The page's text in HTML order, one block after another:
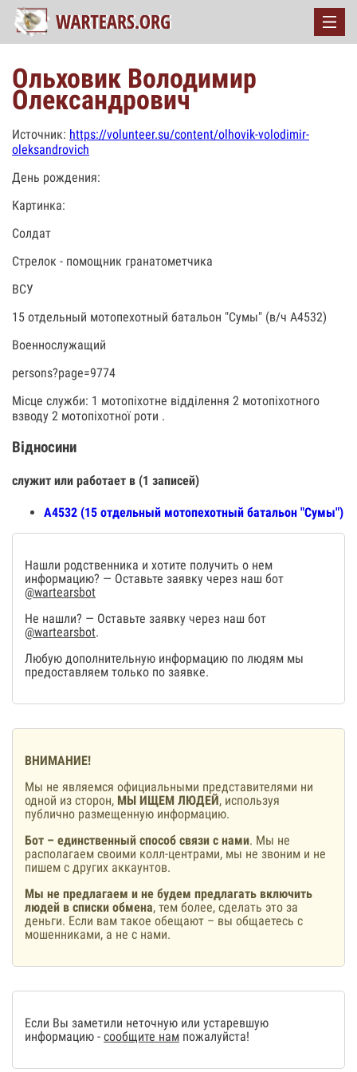
Ольховик Володимир
Олександрович
Источник: https://volunteer.su/content/olhovik-volodimir-
oleksandrovich
День рождения:
Картинка:
Солдат
Стрелок - помощник гранатометчика
ВСУ
15 отдельный мотопехотный батальон "Сумы" (в/ч А4532)
Военнослужащий
persons?page=9774
Місце служби: 1 мотопіхотне відділення 2 мотопіхотного
взводу 2 мотопіхотної роти .
Відносини
служит или работает в (1 записей)
А4532 (15 отдельный мотопехотный батальон "Сумы")
Нашли родственника и хотите получить о нем
информацию? — Оставьте заявку через наш бот
@wartearsbot
Не нашли? — Оставьте заявку через наш бот
@wartearsbot.
Любую дополнительную информацию по людям мы
предоставляем только по заявке.
ВНИМАНИЕ!
Мы не являемся официальными представителями ни
одной из сторон, МЫ ИЩЕМ ЛЮДЕЙ, используя
публично размещенную информацию.
Бот – единственный способ связи с нами. Мы не
располагаем своими колл-центрами, мы не звоним и не
пишем с других аккаунтов.
Мы не предлагаем и не будем предлагать включить
людей в списки обмена, тем более, сделать это за
деньги. Если вам такое обещают – вы общаетесь с
мошенниками, а не с нами.
Если Вы заметили неточную или устаревшую
информацию - сообщите нам пожалуйста!